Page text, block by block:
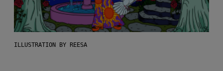
ILLUSTRATION BY REESA